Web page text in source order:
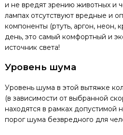
и не вредят зрению животных и
лампах отсутствуют вредные и
компоненты (ртуть, аргон, неон,
день, это самый комфортный и
источник света!
Уровень шума
Уровень шума в этой вытяжке
(в зависимости от выбранной
находятся в рамках допустимой
порог шума безвредного для